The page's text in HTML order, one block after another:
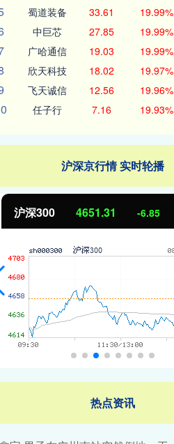
蜀道装备 33.61 19.99%
中巨芯 27.85 19.99%
广哈通信 19.03 19.99%
欣天科技 18.02 19.97%
飞天诚信 12.56 19.96%
任子行 7.16 19.93%
沪深京行情 实时轮播
北证50 1122.88 3.42
热点资讯